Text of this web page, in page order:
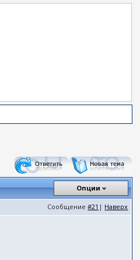
Опции
Сообщение#21 | Наверх